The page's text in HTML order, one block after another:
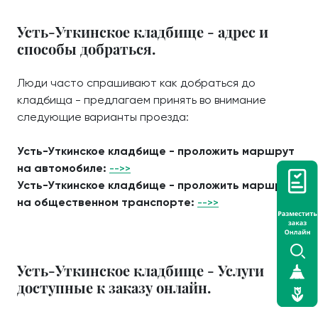
Усть-Уткинское кладбище - адрес и
способы добраться.
Люди часто спрашивают как добраться до
кладбища - предлагаем принять во внимание
следующие варианты проезда:
Усть-Уткинское кладбище - проложить маршрут
на автомобиле: -->>
Усть-Уткинское кладбище - проложить маршрут
на общественном транспорте: -->>
Усть-Уткинское кладбище - Услуги
доступные к заказу онлайн.